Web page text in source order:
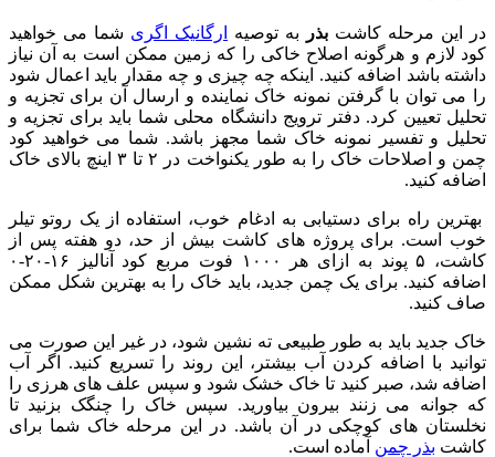
در این مرحله کاشت بذر به توصیه ارگانیک اگری شما می خواهید
کود لازم و هرگونه اصلاح خاکی را که زمین ممکن است به آن نیاز
داشته باشد اضافه کنید. اینکه چه چیزی و چه مقدار باید اعمال شود
را می توان با گرفتن نمونه خاک نماینده و ارسال آن برای تجزیه و
تحلیل تعیین کرد. دفتر ترویج دانشگاه محلی شما باید برای تجزیه و
تحلیل و تفسیر نمونه خاک شما مجهز باشد. شما می خواهید کود
چمن و اصلاحات خاک را به طور یکنواخت در ۲ تا ۳ اینچ بالای خاک
اضافه کنید.
بهترین راه برای دستیابی به ادغام خوب، استفاده از یک روتو تیلر
خوب است. برای پروژه های کاشت بیش از حد، دو هفته پس از
کاشت، ۵ پوند به ازای هر ۱۰۰۰ فوت مربع کود آنالیز ۱۶-۲۰-۰
اضافه کنید. برای یک چمن جدید، باید خاک را به بهترین شکل ممکن
صاف کنید.
خاک جدید باید به طور طبیعی ته نشین شود، در غیر این صورت می
توانید با اضافه کردن آب بیشتر، این روند را تسریع کنید. اگر آب
اضافه شد، صبر کنید تا خاک خشک شود و سپس علف های هرزی را
که جوانه می زنند بیرون بیاورید. سپس خاک را چنگک بزنید تا
نخلستان های کوچکی در آن باشد. در این مرحله خاک شما برای
کاشت بذر چمن آماده است.